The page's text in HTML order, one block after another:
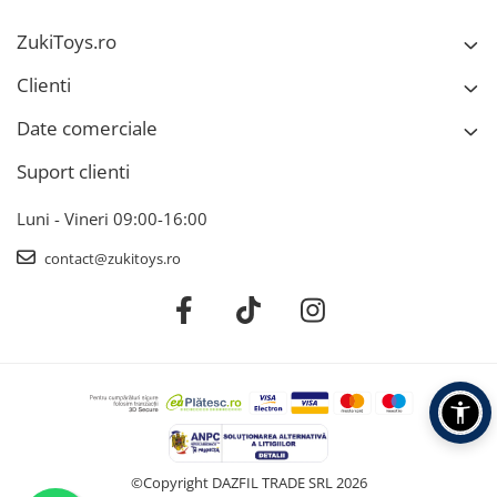
ZukiToys.ro
Clienti
Date comerciale
Suport clienti
Luni - Vineri 09:00-16:00
contact@zukitoys.ro
©Copyright DAZFIL TRADE SRL 2026